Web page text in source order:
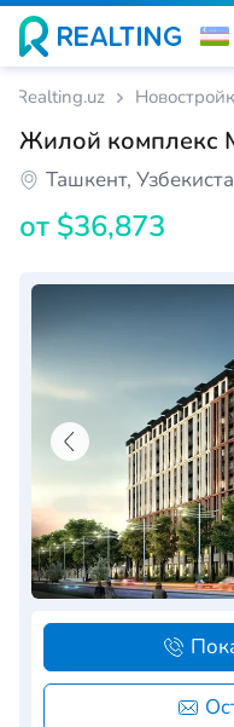
Realting.uz
Жилой комплекс
Ташкент,
от $36,873